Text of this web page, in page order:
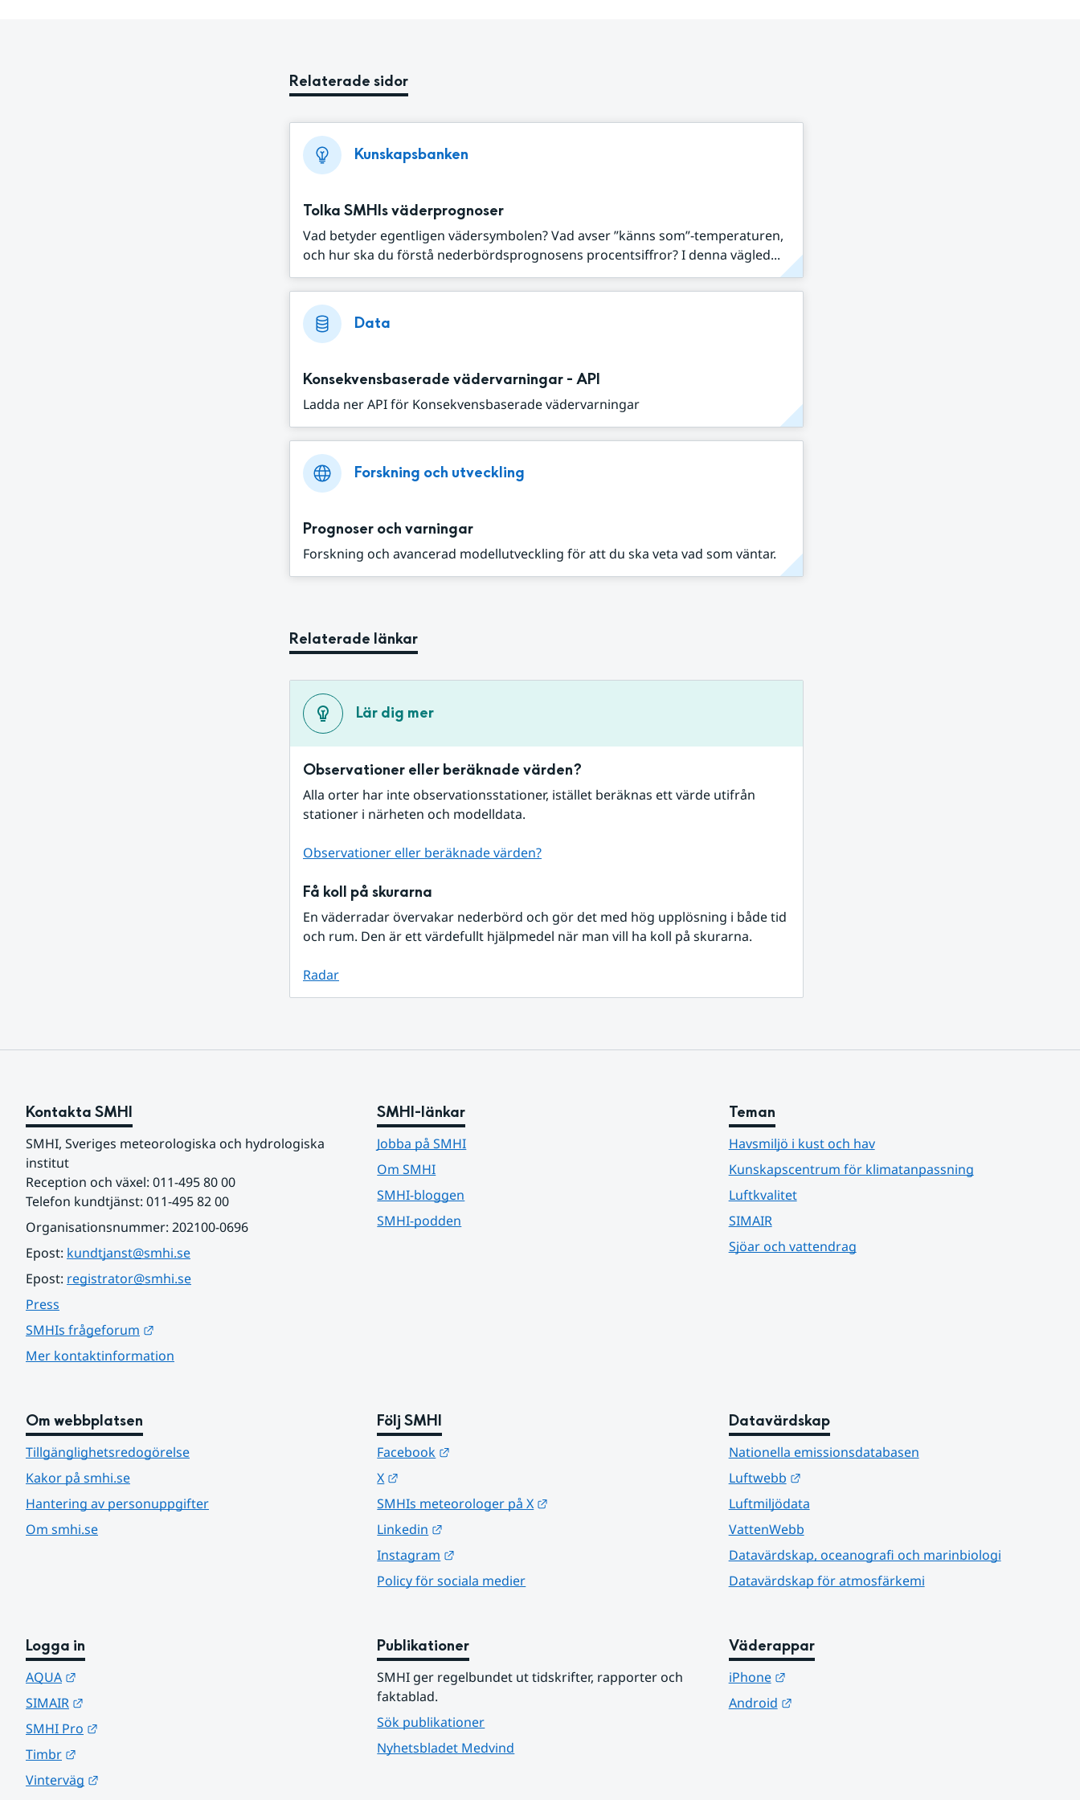
Relaterade sidor
Kunskapsbanken
Tolka SMHIs väderprognoser
Vad betyder egentligen vädersymbolen? Vad avser ”känns som”-temperaturen,
och hur ska du förstå nederbördsprognosens procentsiffror? I denna vägled...
Data
Konsekvensbaserade vädervarningar - API
Ladda ner API för Konsekvensbaserade vädervarningar
Forskning och utveckling
Prognoser och varningar
Forskning och avancerad modellutveckling för att du ska veta vad som väntar.
Relaterade länkar
Lär dig mer
Observationer eller beräknade värden?
Alla orter har inte observationsstationer, istället beräknas ett värde utifrån
stationer i närheten och modelldata.
Observationer eller beräknade värden?
Få koll på skurarna
En väderradar övervakar nederbörd och gör det med hög upplösning i både tid
och rum. Den är ett värdefullt hjälpmedel när man vill ha koll på skurarna.
Radar
Kontakta SMHI
SMHI, Sveriges meteorologiska och hydrologiska
institut
Reception och växel: 011-495 80 00
Telefon kundtjänst: 011-495 82 00
Organisationsnummer: 202100-0696
Epost: kundtjanst@smhi.se
Epost: registrator@smhi.se
Press
SMHIs frågeforum
Mer kontaktinformation
SMHI-länkar
Jobba på SMHI
Om SMHI
SMHI-bloggen
SMHI-podden
Teman
Havsmiljö i kust och hav
Kunskapscentrum för klimatanpassning
Luftkvalitet
SIMAIR
Sjöar och vattendrag
Om webbplatsen
Tillgänglighetsredogörelse
Kakor på smhi.se
Hantering av personuppgifter
Om smhi.se
Följ SMHI
Facebook
X
SMHIs meteorologer på X
Linkedin
Instagram
Policy för sociala medier
Datavärdskap
Nationella emissionsdatabasen
Luftwebb
Länk till annan webbplats.
Luftmiljödata
VattenWebb
Datavärdskap, oceanografi och marinbiologi
Datavärdskap för atmosfärkemi
Logga in
AQUA
SIMAIR
SMHI Pro
Timbr
Vinterväg
Publikationer
SMHI ger regelbundet ut tidskrifter, rapporter och
faktablad.
Sök publikationer
Nyhetsbladet Medvind
Väderappar
iPhone
Länk till annan webbplats.
Android
Länk till annan webbplats.